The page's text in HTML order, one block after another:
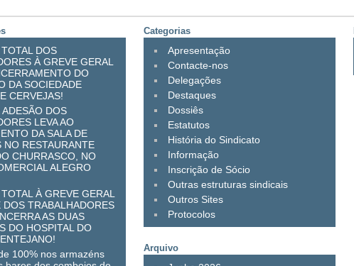
DOS
À GREVE GERAL
DO
DA SOCIEDADE
CERVEJAS!
DOS
LEVA AO
DA SALA DE
NO RESTAURANTE
CHURRASCO, NO
ALEGRO
À GREVE GERAL
DOS TRABALHADORES
AS DUAS
DO HOSPITAL DO
100% nos armazéns
Categorias
Apresentação
Contacte-nos
Delegações
Destaques
Dossiês
Estatutos
História do Sindicato
Informação
Inscrição de Sócio
Outras estruturas sindicais
Outros Sites
Protocolos
Arquivo